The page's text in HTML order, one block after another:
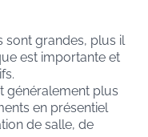
sont grandes, plus il
est importante et
généralement plus
en présentiel
de salle, de